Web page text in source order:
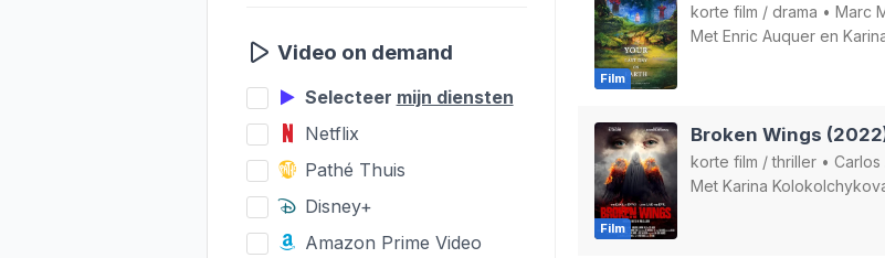
Video on demand
Selecteer mijn diensten
Netflix
Pathé Thuis
Disney+
Amazon Prime Video
Film
korte film / drama • Marc
Met Enric Auquer en
Film
Broken Wings
korte film /thriller • Carlos
Met Karina